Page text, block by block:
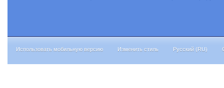
Использовать мобильную версию Изменить стиль Русский (RU)